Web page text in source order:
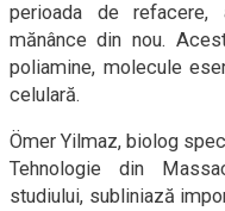
perioada de
mănânce din nou.
poliamine, molecule
celulară.
Ömer Yilmaz, biolog
Tehnologie din
studiului, subliniază